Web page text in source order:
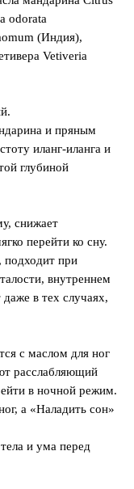
odorata
(Индия),
Vetiveria
и пряным
иланг-иланга и
глубиной
снижает
перейти ко сну.
подходит при
внутреннем
в тех случаях,
с маслом для ног
расслабляющий
в ночной режим.
а «Наладить сон»
и ума перед